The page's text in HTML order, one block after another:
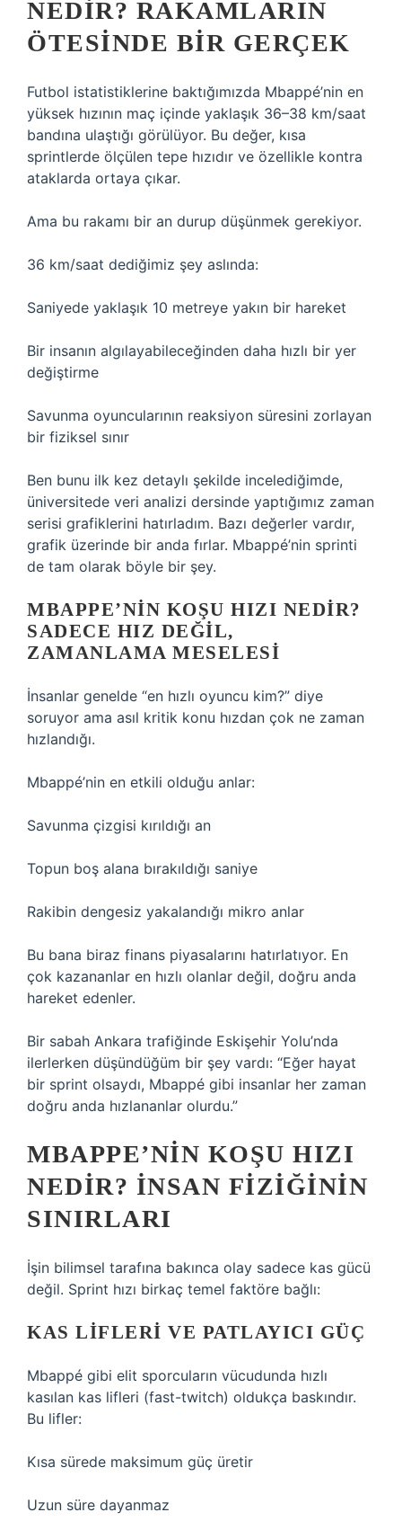
NEDIR? RAKAMLARIN
ÖTESINDE BIR GERÇEK
Futbol istatistiklerine baktığımızda Mbappé’nin en
yüksek hızının maç içinde yaklaşık 36–38 km/saat
bandına ulaştığı görülüyor. Bu değer, kısa
sprintlerde ölçülen tepe hızıdır ve özellikle kontra
ataklarda ortaya çıkar.
Ama bu rakamı bir an durup düşünmek gerekiyor.
36 km/saat dediğimiz şey aslında:
Saniyede yaklaşık 10 metreye yakın bir hareket
Bir insanın algılayabileceğinden daha hızlı bir yer
değiştirme
Savunma oyuncularının reaksiyon süresini zorlayan
bir fiziksel sınır
Ben bunu ilk kez detaylı şekilde incelediğimde,
üniversitede veri analizi dersinde yaptığımız zaman
serisi grafiklerini hatırladım. Bazı değerler vardır,
grafik üzerinde bir anda fırlar. Mbappé’nin sprinti
de tam olarak böyle bir şey.
MBAPPE’NIN KOŞU HIZI NEDIR?
SADECE HIZ DEĞIL,
ZAMANLAMA MESELESI
İnsanlar genelde “en hızlı oyuncu kim?” diye
soruyor ama asıl kritik konu hızdan çok ne zaman
hızlandığı.
Mbappé’nin en etkili olduğu anlar:
Savunma çizgisi kırıldığı an
Topun boş alana bırakıldığı saniye
Rakibin dengesiz yakalandığı mikro anlar
Bu bana biraz finans piyasalarını hatırlatıyor. En
çok kazananlar en hızlı olanlar değil, doğru anda
hareket edenler.
Bir sabah Ankara trafiğinde Eskişehir Yolu’nda
ilerlerken düşündüğüm bir şey vardı: “Eğer hayat
bir sprint olsaydı, Mbappé gibi insanlar her zaman
doğru anda hızlananlar olurdu.”
MBAPPE’NIN KOŞU HIZI
NEDIR? İNSAN FIZIĞININ
SINIRLARI
İşin bilimsel tarafına bakınca olay sadece kas gücü
değil. Sprint hızı birkaç temel faktöre bağlı:
KAS LIFLERI VE PATLAYICI GÜÇ
Mbappé gibi elit sporcuların vücudunda hızlı
kasılan kas lifleri (fast-twitch) oldukça baskındır.
Bu lifler:
Kısa sürede maksimum güç üretir
Uzun süre dayanmaz